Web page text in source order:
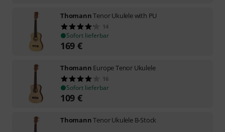
ThomannTenor Ukulele with PU
14
Sofort lieferbar
169 €
Thomann Europe Tenor Ukulele
16
Sofort lieferbar
109 €
ThomannTenor Ukulele B-Stock